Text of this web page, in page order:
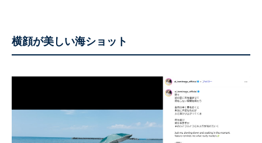
横顔が美しい海ショット